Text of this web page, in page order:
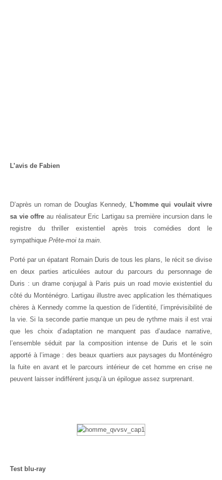
L’avis de Fabien
D’après un roman de Douglas Kennedy, L’homme qui voulait vivre
sa vie offre au réalisateur Eric Lartigau sa première incursion dans le
registre du thriller existentiel après trois comédies dont le
sympathique Prête-moi ta main.
Porté par un épatant Romain Duris de tous les plans, le récit se divise
en deux parties articulées autour du parcours du personnage de
Duris : un drame conjugal à Paris puis un road movie existentiel du
côté du Monténégro. Lartigau illustre avec application les thématiques
chères à Kennedy comme la question de l’identité, l’imprévisibilité de
la vie. Si la seconde partie manque un peu de rythme mais il est vrai
que les choix d’adaptation ne manquent pas d’audace narrative,
l’ensemble séduit par la composition intense de Duris et le soin
apporté à l’image : des beaux quartiers aux paysages du Monténégro
la fuite en avant et le parcours intérieur de cet homme en crise ne
peuvent laisser indifférent jusqu’à un épilogue assez surprenant.
Test blu-ray